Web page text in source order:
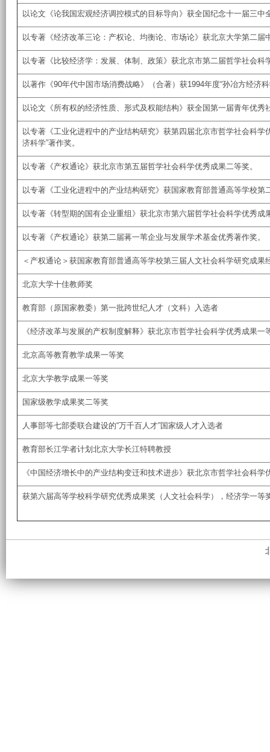
以论文《论我国宏观经济调控模式的目标导向》获全国纪念十一届三中
以专著《经济改革三论：产权论、均衡论、市场论》获北京大学第二届
以专著《比较经济学：发展、体制、政策》获北京市第二届哲学社会科
以著作《90年代中国市场消费战略》（合著）获1994年度“孙冶方经济
以论文《所有权的经济性质、形式及权能结构》获全国第一届青年优秀
以专著《工业化进程中的产业结构研究》获第四届北京市哲学社会科学
济科学”著作奖。
以专著《产权通论》获北京市第五届哲学社会科学优秀成果二等奖。
以专著《工业化进程中的产业结构研究》获国家教育部普通高等学校
以专著《转型期的国有企业重组》获北京市第六届哲学社会科学优秀成
以专著《产权通论》获第二届蒋一苇企业与发展学术基金优秀著作奖。
＜产权通论＞获国家教育部普通高等学校第三届人文社会科学研究成果
北京大学十佳教师奖
教育部（原国家教委）第一批跨世纪人才（文科）入选者
《经济改革与发展的产权制度解释》获北京市哲学社会科学优秀成果一
北京高等教育教学成果一等奖
北京大学教学成果一等奖
国家级教学成果奖二等奖
人事部等七部委联合建设的“万千百人才”国家级人才入选者
教育部长江学者计划北京大学长江特聘教授
《中国经济增长中的产业结构变迁和技术进步》获北京市哲学社会科学
获第六届高等学校科学研究优秀成果奖（人文社会科学），经济学一等